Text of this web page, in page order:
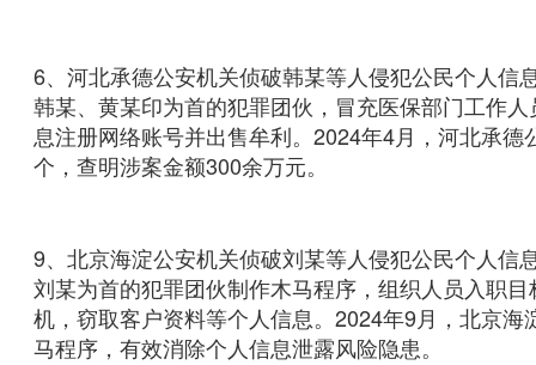
6、河北承德公安机关侦破韩某等人侵犯公民个人
韩某、黄某印为首的犯罪团伙，冒充医保部门工作
息注册网络账号并出售牟利。2024年4月，河北承
个，查明涉案金额300余万元。
9、北京海淀公安机关侦破刘某等人侵犯公民个人
刘某为首的犯罪团伙制作木马程序，组织人员入职
机，窃取客户资料等个人信息。2024年9月，北京
马程序，有效消除个人信息泄露风险隐患。